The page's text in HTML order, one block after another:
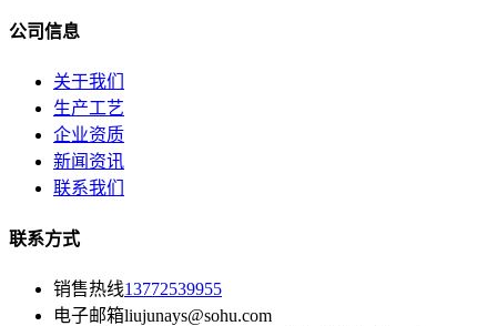
公司信息
关于我们
生产工艺
企业资质
新闻资讯
联系我们
联系方式
销售热线13772539955
电子邮箱liujunays@sohu.com